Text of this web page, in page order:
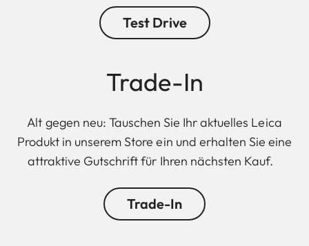
Test Drive
Trade-In
Alt gegen neu: Tauschen Sie Ihr aktuelles Leica
Produkt in unserem Store ein und erhalten Sie eine
attraktive Gutschrift für Ihren nächsten Kauf.
Trade-In